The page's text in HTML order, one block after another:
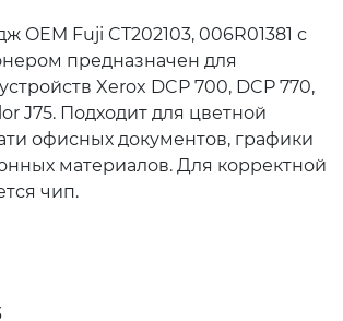
OEM Fuji CT202103, 006R01381 с
предназначен для
Xerox DCP 700, DCP 770,
J75. Подходит для цветной
офисных документов, графики
материалов. Для корректной
чип.